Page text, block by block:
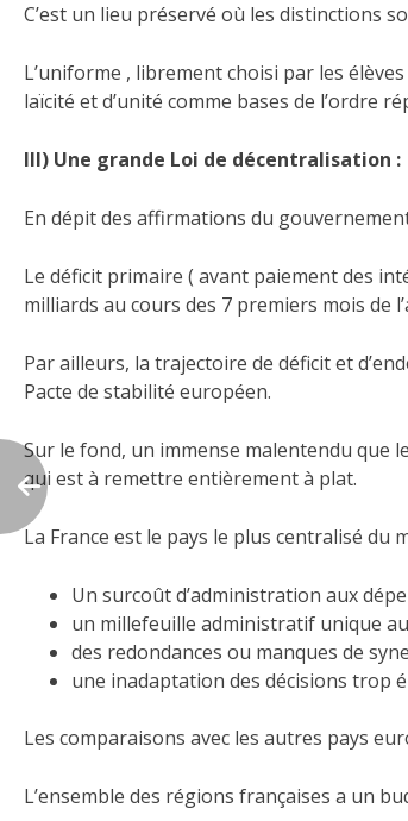
C’est un lieu préservé où les distinctions
L’uniforme , librement choisi par les
laïcité et d’unité comme bases de l’ordre
III) Une grande Loi de décentralisation :
En dépit des affirmations du
Le déficit primaire ( avant paiement des
milliards au cours des 7 premiers mois de
Par ailleurs, la trajectoire de déficit et
Pacte de stabilité européen.
Sur le fond, un immense malentendu que
qui est à remettre entièrement à plat.
La France est le pays le plus centralisé
Un surcoût d’administration aux
un millefeuille administratif unique
des redondances ou manques de
une inadaptation des décisions trop
Les comparaisons avec les autres pays
L’ensemble des régions françaises a un